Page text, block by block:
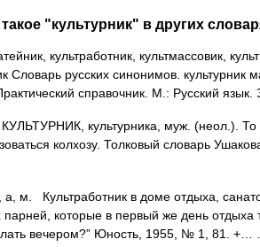
"культурник" в других
культработник, культмассовик,
Словарь русских синонимов. культурник
справочник. М.: Русский
культурника, муж. (неол.). То
колхозу. Толковый словарь
м. Культработник в доме отдыха,
которые в первый же день отдыха
вечером?” Юность, 1955, № 1, 81.